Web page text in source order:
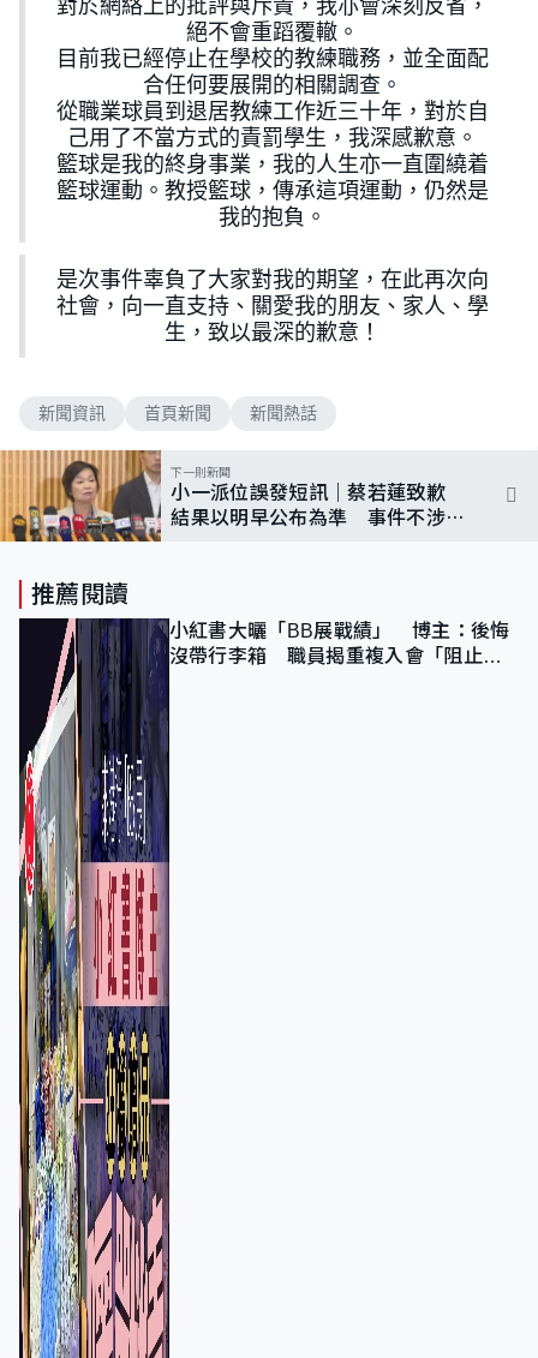
對於網絡上的批評與斥責，我亦會深刻反省，
絕不會重蹈覆轍。
目前我已經停止在學校的教練職務，並全面配
合任何要展開的相關調查。
從職業球員到退居教練工作近三十年，對於自
己用了不當方式的責罰學生，我深感歉意。
籃球是我的終身事業，我的人生亦一直圍繞着
籃球運動。教授籃球，傳承這項運動，仍然是
我的抱負。
是次事件辜負了大家對我的期望，在此再次向
社會，向一直支持、關愛我的朋友、家人、學
生，致以最深的歉意！
新聞資訊 首頁新聞 新聞熱話
下一則新聞
小一派位誤發短訊｜蔡若蓮致歉
結果以明早公布為準 事件不涉外
推薦閱讀
小紅書大曬「BB展戰績」 博主：後悔
沒帶行李箱 職員揭重複入會「阻止唔